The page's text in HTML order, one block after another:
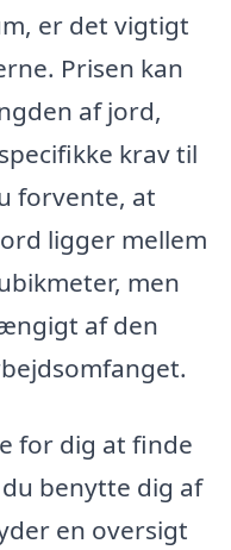
er det vigtigt
Prisen kan
af jord,
krav til
forvente, at
ligger mellem
men
af den
for dig at finde
benytte dig af
en oversigt